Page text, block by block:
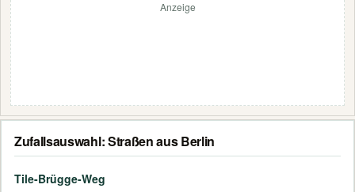
Anzeige
Zufallsauswahl: Straßen aus Berlin
Tile-Brügge-Weg